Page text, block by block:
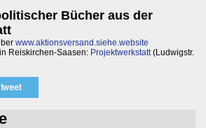
Bücher aus der
www.aktionsversand.siehe.website
Reiskirchen-Saasen: Projektwerkstatt(Ludwigstr.